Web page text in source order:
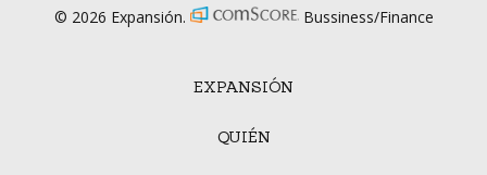
EXPANSIÓN
QUIÉN
© 2026 Expansión. Bussiness/Finance